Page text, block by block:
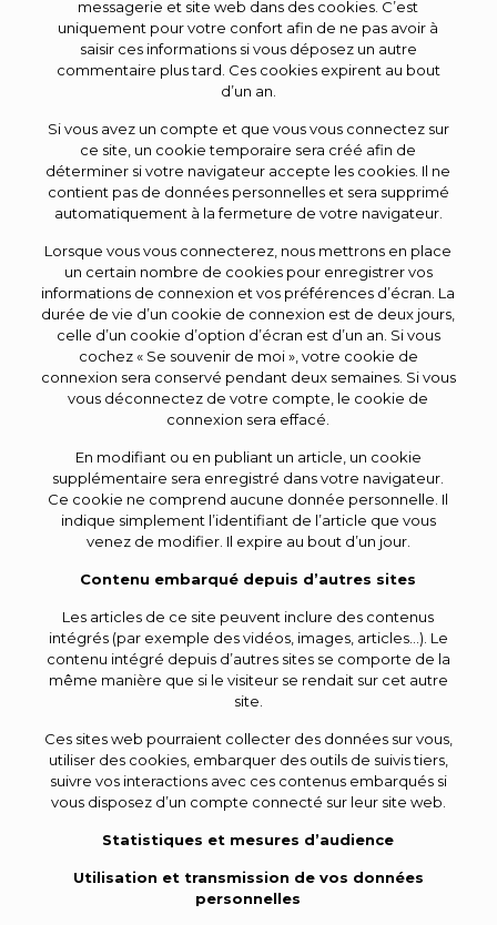
messagerie et site web dans des cookies. C’est
uniquement pour votre confort afin de ne pas avoir à
saisir ces informations si vous déposez un autre
commentaire plus tard. Ces cookies expirent au bout
d’un an.
Si vous avez un compte et que vous vous connectez sur
ce site, un cookie temporaire sera créé afin de
déterminer si votre navigateur accepte les cookies. Il ne
contient pas de données personnelles et sera supprimé
automatiquement à la fermeture de votre navigateur.
Lorsque vous vous connecterez, nous mettrons en place
un certain nombre de cookies pour enregistrer vos
informations de connexion et vos préférences d’écran. La
durée de vie d’un cookie de connexion est de deux jours,
celle d’un cookie d’option d’écran est d’un an. Si vous
cochez « Se souvenir de moi », votre cookie de
connexion sera conservé pendant deux semaines. Si vous
vous déconnectez de votre compte, le cookie de
connexion sera effacé.
En modifiant ou en publiant un article, un cookie
supplémentaire sera enregistré dans votre navigateur.
Ce cookie ne comprend aucune donnée personnelle. Il
indique simplement l’identifiant de l’article que vous
venez de modifier. Il expire au bout d’un jour.
Contenu embarqué depuis d’autres sites
Les articles de ce site peuvent inclure des contenus
intégrés (par exemple des vidéos, images, articles…). Le
contenu intégré depuis d’autres sites se comporte de la
même manière que si le visiteur se rendait sur cet autre
site.
Ces sites web pourraient collecter des données sur vous,
utiliser des cookies, embarquer des outils de suivis tiers,
suivre vos interactions avec ces contenus embarqués si
vous disposez d’un compte connecté sur leur site web.
Statistiques et mesures d’audience
Utilisation et transmission de vos données
personnelles